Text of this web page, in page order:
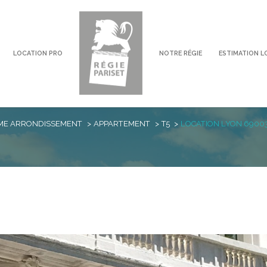
LOCATION PRO NOTRE RÉGIE ESTIMATION
1
LOCALISATION LOYER
voir les0annonces
ARRONDISSEMENT APPARTEMENT T5 LOCATION LYON